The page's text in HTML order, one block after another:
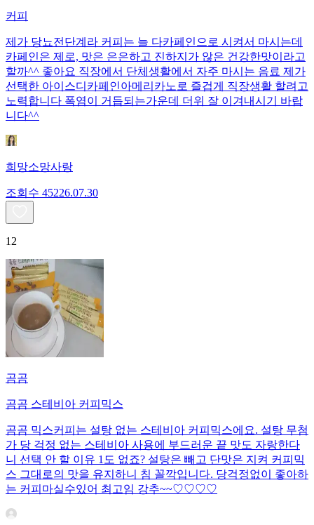
커피
제가 당뇨전단계라 커피는 늘 다카페인으로 시켜서 마시는데
카페인은 제로, 맛은 은은하고 진하지가 않은 건강한맛이라고
할까^^ 좋아요 직장에서 단체생활에서 자주 마시는 음료 제가
선택한 아이스디카페인아메리카노로 즐겁게 직장생활 할려고
노력합니다 폭염이 거듭되는가운데 더위 잘 이겨내시기 바랍
니다^^
희망소망사랑
조회수 45226.07.30
12
곰곰
곰곰 스테비아 커피믹스
곰곰 믹스커피는 설탕 없는 스테비아 커피믹스에요. 설탕 무첨
가 당 걱정 없는 스테비아 사용에 부드러운 끝 맛도 자랑한다
니 선택 안 할 이유 1도 없죠? 설탕은 빼고 단맛은 지켜 커피믹
스 그대로의 맛을 유지하니 침 꼴깍입니다. 당걱정없이 좋아하
는 커피마실수있어 최고임 강추~~♡♡♡♡